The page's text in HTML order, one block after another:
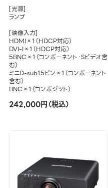
[光源]
ランプ
[映像入力]
HDMI×1（HDCP対応）
DVI-I×1（HDCP対応）
5BNC×1（コンポーネント・Sビデオ含
む）
ミニD-sub15ピン×1（コンポーネント
含む）
BNC×1（コンポジット）
242,000円（税込）